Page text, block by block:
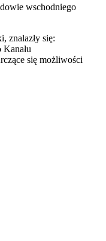
wschodniego
znalazły się:
się możliwości